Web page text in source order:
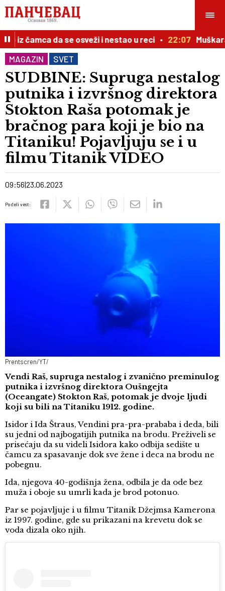
iz čamca da se osveži i nestao u reci 22:07 Muškarac
MAGAZIN
SVET
SUDBINE: Supruga nestalog
putnika i izvršnog direktora
Stokton Raša potomak je
bračnog para koji je bio na
Titaniku! Pojavljuju se i u
filmu Titanik VIDEO
09:56 23.06.2023
Podeli vest:
Prentscren/YT/
Vendi Raš, supruga nestalog i zvanično preminulog
putnika i izvršnog direktora Oušngejta
(Oceangate) Stokton Raš, potomak je dvoje ljudi
koji su bili na Titaniku 1912. godine.
Isidor i Ida Štraus, Vendini pra-pra-prababa i deda, bili
su jedni od najbogatijih putnika na brodu. Preživeli se
prisećaju da su videli Isidora kako odbija sedište u
čamcu za spasavanje dok sve žene i deca na brodu ne
pobegnu.
Ida, njegova 40-godišnja žena, odbila je da ode bez
muža i oboje su umrli kada je brod potonuo.
Par se pojavljuje i u filmu Titanik Džejmsa Kamerona
iz 1997. godine, gde su prikazani na krevetu dok se
voda dizala oko njih.